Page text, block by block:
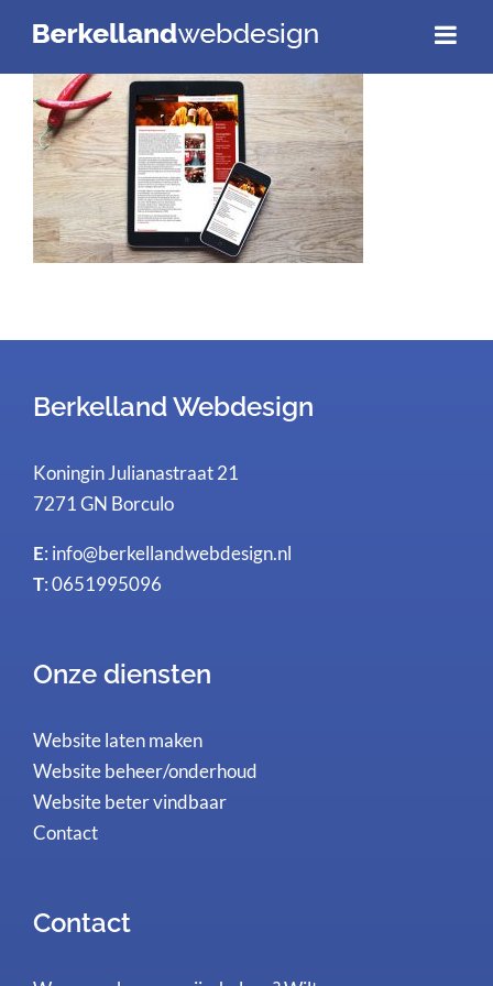
inhoud
Berkelland Webdesign
Koningin Julianastraat 21
7271 GN Borculo
E: info@berkellandwebdesign.nl
T: 0651995096
Onze diensten
Website laten maken
Website beheer/onderhoud
Website beter vindbaar
Contact
Contact